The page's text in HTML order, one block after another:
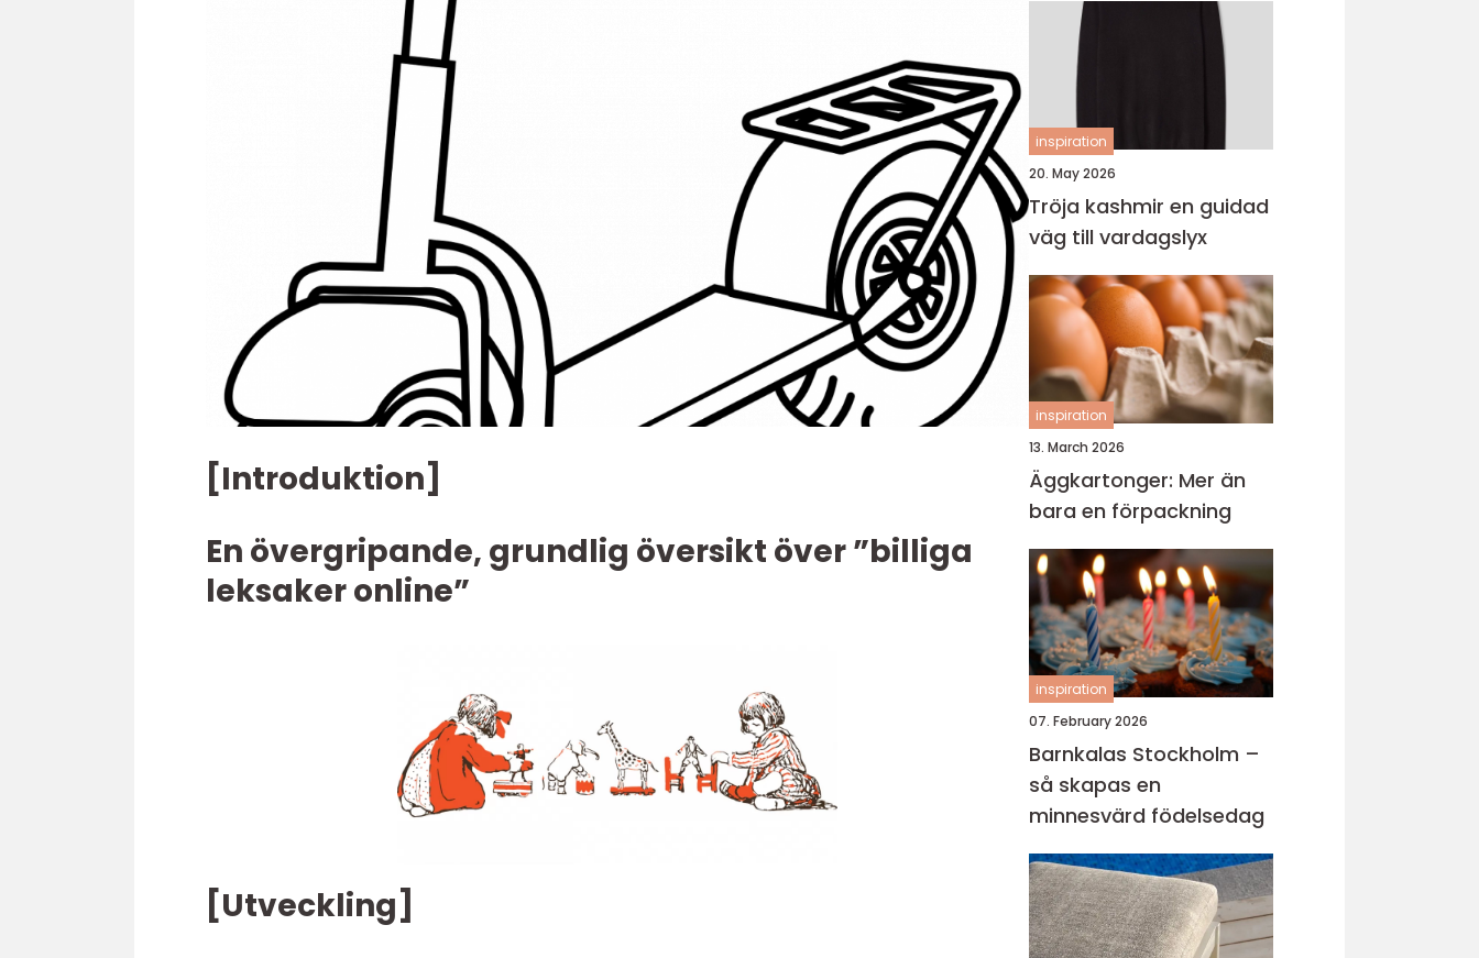
[Introduktion]
En övergripande, grundlig översikt över ”billiga
leksaker online”
[Utveckling]
inspiration
20. May 2026
Tröja kashmir en guidad
väg till vardagslyx
inspiration
13. March 2026
Äggkartonger: Mer än
bara en förpackning
inspiration
07. February 2026
Barnkalas Stockholm –
så skapas en
minnesvärd födelsedag